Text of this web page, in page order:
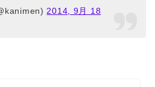
2014, 9月 18